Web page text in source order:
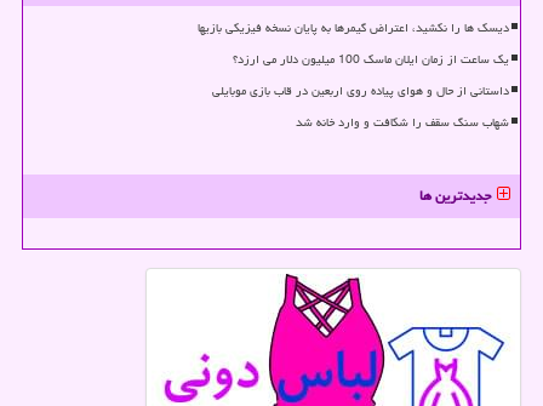
دیسک ها را نکشید، اعتراض گیمرها به پایان نسخه فیزیکی بازیها
یک ساعت از زمان ایلان ماسک 100 میلیون دلار می ارزد؟
داستانی از حال و هوای پیاده روی اربعین در قاب بازی موبایلی
شهاب سنگ سقف را شکافت و وارد خانه شد
جدیدترین ها